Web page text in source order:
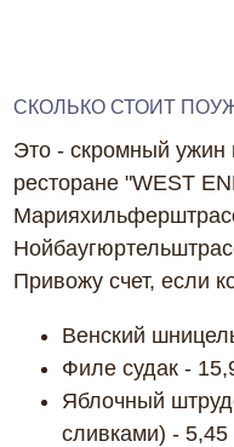
СКОЛЬКО СТОИТ
Это - скромный ужин
ресторане "WEST
Привожу счет, если
Венский
Филе судак -
Яблочный
сливками) - 5,45